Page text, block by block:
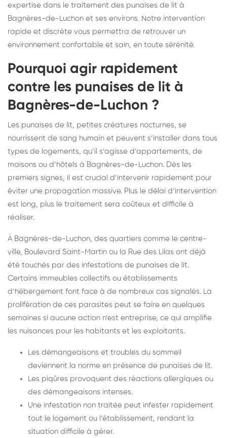
expertise dans le traitement des punaises de lit à
Bagnères-de-Luchon et ses environs. Notre intervention
rapide et discrète vous permettra de retrouver un
environnement confortable et sain, en toute sérénité.
Pourquoi agir rapidement
contre les punaises de lit à
Bagnères-de-Luchon ?
Les punaises de lit, petites créatures nocturnes, se
nourrissent de sang humain et peuvent s’installer dans tous
types de logements, qu’il s’agisse d’appartements, de
maisons ou d’hôtels à Bagnères-de-Luchon. Dès les
premiers signes, il est crucial d’intervenir rapidement pour
éviter une propagation massive. Plus le délai d’intervention
est long, plus le traitement sera coûteux et difficile à
réaliser.
À Bagnères-de-Luchon, des quartiers comme le centre-
ville, Boulevard Saint-Martin ou la Rue des Lilas ont déjà
été touchés par des infestations de punaises de lit.
Certains immeubles collectifs ou établissements
d’hébergement font face à de nombreux cas signalés. La
prolifération de ces parasites peut se faire en quelques
semaines si aucune action n’est entreprise, ce qui amplifie
les nuisances pour les habitants et les exploitants.
Les démangeaisons et troubles du sommeil
deviennent la norme en présence de punaises de lit.
Les piqûres provoquent des réactions allergiques ou
des démangeaisons intenses.
Une infestation non traitée peut infester rapidement
tout le logement ou l’établissement, rendant la
situation difficile à gérer.